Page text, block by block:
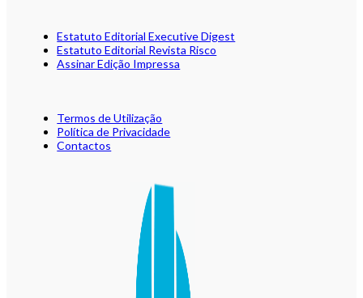
Estatuto Editorial Executive Digest
Estatuto Editorial Revista Risco
Assinar Edição Impressa
Termos de Utilização
Política de Privacidade
Contactos